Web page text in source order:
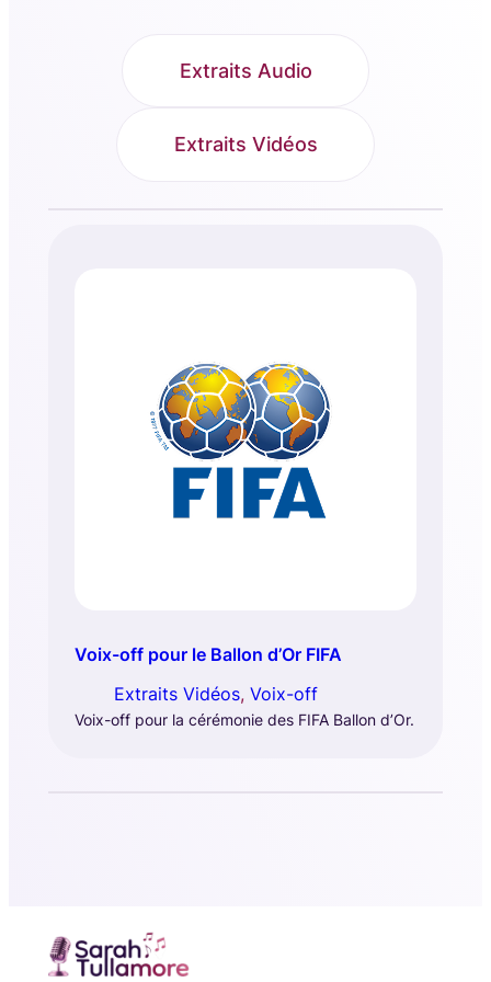
Extraits Audio
Extraits Vidéos
Voix-off pour le Ballon d’Or FIFA
Extraits Vidéos, Voix-off
Voix-off pour la cérémonie des FIFA Ballon d’Or.